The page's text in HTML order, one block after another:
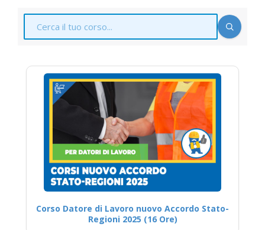
Corso Datore di Lavoro nuovo Accordo Stato-
Regioni 2025 (16 Ore)